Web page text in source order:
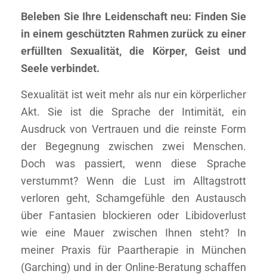
Beleben Sie Ihre Leidenschaft neu: Finden Sie
in einem geschützten Rahmen zurück zu einer
erfüllten Sexualität, die Körper, Geist und
Seele verbindet.
Sexualität ist weit mehr als nur ein körperlicher
Akt. Sie ist die Sprache der Intimität, ein
Ausdruck von Vertrauen und die reinste Form
der Begegnung zwischen zwei Menschen.
Doch was passiert, wenn diese Sprache
verstummt? Wenn die Lust im Alltagstrott
verloren geht, Schamgefühle den Austausch
über Fantasien blockieren oder Libidoverlust
wie eine Mauer zwischen Ihnen steht? In
meiner Praxis für Paartherapie in München
(Garching) und in der Online-Beratung schaffen